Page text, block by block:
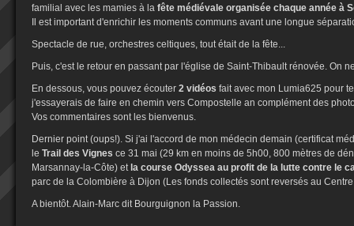
familial avec les mamies à la fête médiévale organisée chaque année à
Il est important d'enrichir les moments communs avant une longue
Spectacle de rue, orchestres celtiques, tout était de la fête...
Puis, c'est le retour en passant par l'église de Saint-Thibault rénovée. On
En dessous, vous pouvez écouter 2 vidéos fait avec mon Lumia625 pour
j'essayerais de faire en chemin vers Compostelle an complément des
Vos commentaires sont les bienvenus.
Dernier point (oups!). Si j'ai l'accord de mon médecin demain (certificat
le Trail des Vignes ce 31 mai (29 km en moins de 5h00, 800 mètres de
Marsannay-la-Côte) et la course Odyssea au profit de la lutte contre le
parc de la Colombière à Dijon (Les fonds collectés sont reversés au
A bientôt. Alain-Marc dit Bourguignon la Passion.